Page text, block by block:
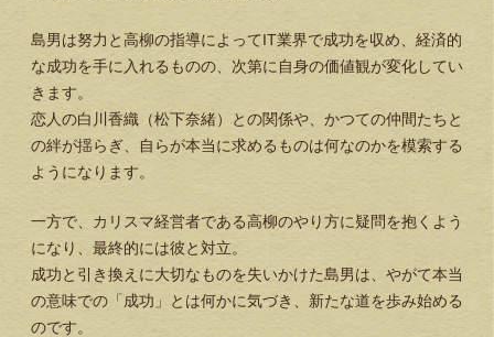
島男は努力と高柳の指導によってIT業界で成功を収め、経済的
な成功を手に入れるものの、次第に自身の価値観が変化してい
きます。
恋人の白川香織（松下奈緒）との関係や、かつての仲間たちと
の絆が揺らぎ、自らが本当に求めるものは何なのかを模索する
ようになります。
一方で、カリスマ経営者である高柳のやり方に疑問を抱くよう
になり、最終的には彼と対立。
成功と引き換えに大切なものを失いかけた島男は、やがて本当
の意味での「成功」とは何かに気づき、新たな道を歩み始める
のです。